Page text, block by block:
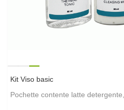
Kit Viso basic
Pochette contente latte